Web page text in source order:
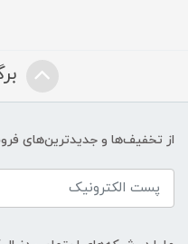
از تخفیف‌ها و جدیدترین‌های